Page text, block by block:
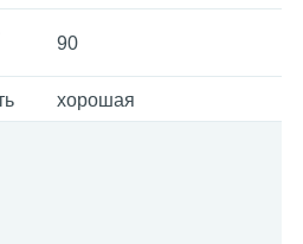
90
хорошая